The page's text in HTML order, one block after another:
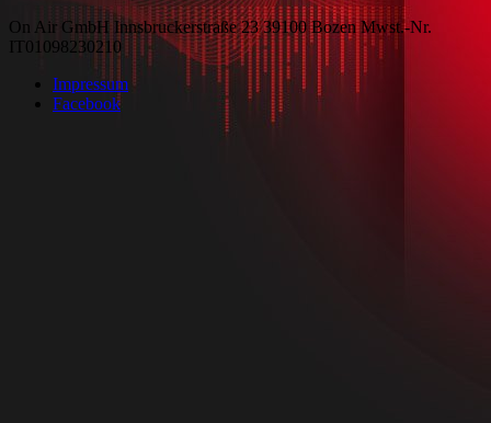
On Air GmbH Innsbruckerstraße 23 39100 Bozen Mwst.-Nr.
IT01098230210
Impressum
Facebook